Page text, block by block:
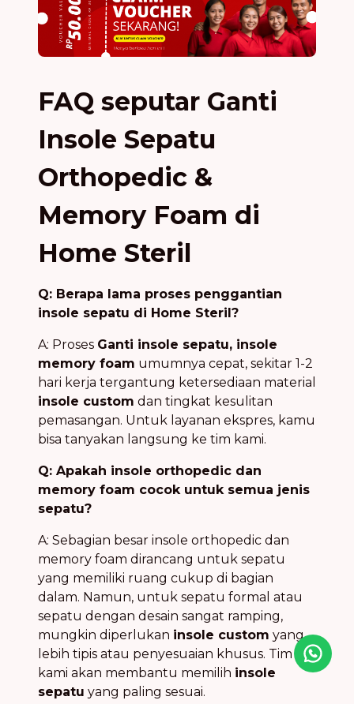
FAQ seputar Ganti
Insole Sepatu
Orthopedic &
Memory Foam di
Home Steril
Q: Berapa lama proses penggantian
insole sepatu di Home Steril?
A: Proses Ganti insole sepatu, insole
memory foam umumnya cepat, sekitar 1-2
hari kerja tergantung ketersediaan material
insole custom dan tingkat kesulitan
pemasangan. Untuk layanan ekspres, kamu
bisa tanyakan langsung ke tim kami.
Q: Apakah insole orthopedic dan
memory foam cocok untuk semua jenis
sepatu?
A: Sebagian besar insole orthopedic dan
memory foam dirancang untuk sepatu
yang memiliki ruang cukup di bagian
dalam. Namun, untuk sepatu formal atau
sepatu dengan desain sangat ramping,
mungkin diperlukan insole custom yang
lebih tipis atau penyesuaian khusus. Tim
kami akan membantu memilih insole
sepatu yang paling sesuai.
Icon